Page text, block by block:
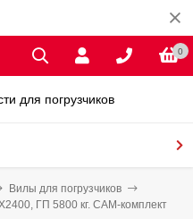
0
Вилы для погрузчиков
ГП 5800 кг. CAM-комплект